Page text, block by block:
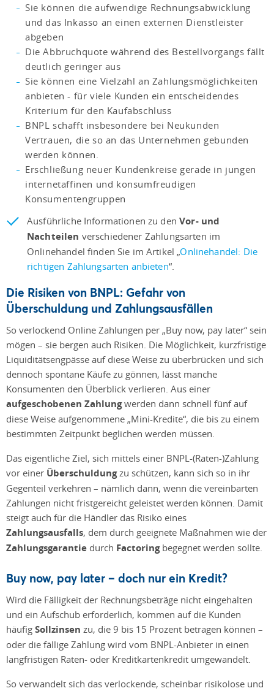
Sie können die aufwendige Rechnungsabwicklung
und das Inkasso an einen externen Dienstleister
abgeben
Die Abbruchquote während des Bestellvorgangs fällt
deutlich geringer aus
Sie können eine Vielzahl an Zahlungsmöglichkeiten
anbieten - für viele Kunden ein entscheidendes
Kriterium für den Kaufabschluss
BNPL schafft insbesondere bei Neukunden
Vertrauen, die so an das Unternehmen gebunden
werden können.
Erschließung neuer Kundenkreise gerade in jungen
internetaffinen und konsumfreudigen
Konsumentengruppen
Ausführliche Informationen zu denVor- und
Nachteilen verschiedener Zahlungsarten im
Onlinehandel finden Sie im Artikel „Onlinehandel: Die
richtigen Zahlungsarten anbieten“.
Die Risiken von BNPL: Gefahr von
Überschuldung und Zahlungsausfällen
So verlockend Online Zahlungen per „Buy now, pay later“ sein
mögen – sie bergen auch Risiken. Die Möglichkeit, kurzfristige
Liquiditätsengpässe auf diese Weise zu überbrücken und sich
dennoch spontane Käufe zu gönnen, lässt manche
Konsumenten den Überblick verlieren. Aus einer
aufgeschobenen Zahlungwerden dann schnell fünf auf
diese Weise aufgenommene „Mini-Kredite“, die bis zu einem
bestimmten Zeitpunkt beglichen werden müssen.
Das eigentliche Ziel, sich mittels einer BNPL-(Raten-)Zahlung
vor einer Überschuldungzu schützen, kann sich so in ihr
Gegenteil verkehren – nämlich dann, wenn die vereinbarten
Zahlungen nicht fristgereicht geleistet werden können. Damit
steigt auch für die Händler das Risiko eines
Zahlungsausfalls, dem durch geeignete Maßnahmen wie der
Zahlungsgarantie durch Factoringbegegnet werden sollte.
Buy now, pay later – doch nur ein Kredit?
Wird die Fälligkeit der Rechnungsbeträge nicht eingehalten
und ein Aufschub erforderlich, kommen auf die Kunden
häufig Sollzinsen zu, die 9 bis 15 Prozent betragen können –
oder die fällige Zahlung wird vom BNPL-Anbieter in einen
langfristigen Raten- oder Kreditkartenkredit umgewandelt.
So verwandelt sich das verlockende, scheinbar risikolose und